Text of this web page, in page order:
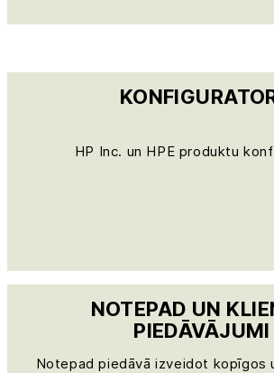
HP Inc. un HPE produktu
NOTEPAD UN
PIEDĀVĀJUMI
Notepad piedāvā izveidot kopīgos